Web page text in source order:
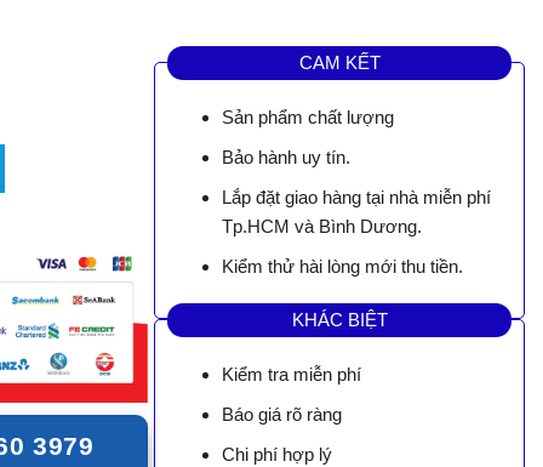
số lượng
3979
CAM KẾT
Sản phẩm chất lượng
Bảo hành uy tín.
Lắp đặt giao hàng tại nhà miễn phí
Tp.HCM và Bình Dương.
Kiểm thử hài lòng mới thu tiền.
KHÁC BIỆT
Kiểm tra miễn phí
Báo giá rõ ràng
Chi phí hợp lý